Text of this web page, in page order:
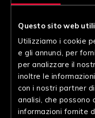
Questo sito web
Utilizziamo i cookie
e gli annunci, per
per analizzare il
inoltre le
con i nostri partner
analisi, che possono
informazioni fornite